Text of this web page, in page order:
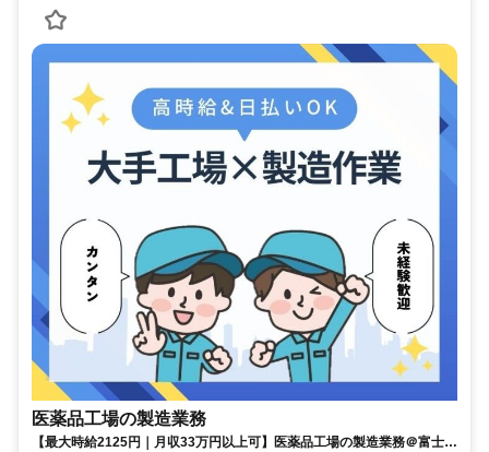
医薬品工場の製造業務
【最大時給2125円｜月収33万円以上可】医薬品工場の製造業務＠富士市